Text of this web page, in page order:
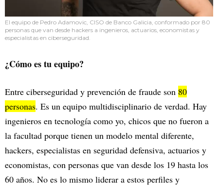
El equipo de Pedro Adamovic, CISO de Banco Galicia, conformado por 80
personas que van desde hackers a ingenieros, actuarios, economistas y
especialistas en ciberseguridad.
¿Cómo es tu equipo?
Entre ciberseguridad y prevención de fraude son 80
personas. Es un equipo multidisciplinario de verdad. Hay
ingenieros en tecnología como yo, chicos que no fueron a
la facultad porque tienen un modelo mental diferente,
hackers, especialistas en seguridad defensiva, actuarios y
economistas, con personas que van desde los 19 hasta los
60 años. No es lo mismo liderar a estos perfiles y